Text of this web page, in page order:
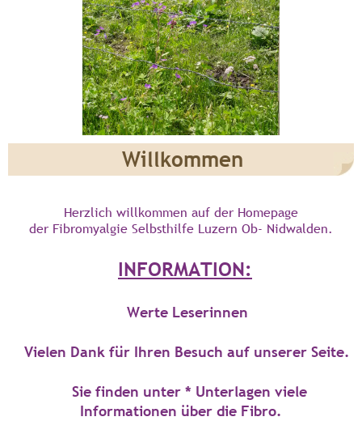
Willkommen
Herzlich willkommen auf der Homepage
der Fibromyalgie Selbsthilfe Luzern Ob- Nidwalden.
INFORMATION:
Werte Leserinnen
Vielen Dank für Ihren Besuch auf unserer Seite.
Sie finden unter * Unterlagen viele
Informationen über die Fibro.